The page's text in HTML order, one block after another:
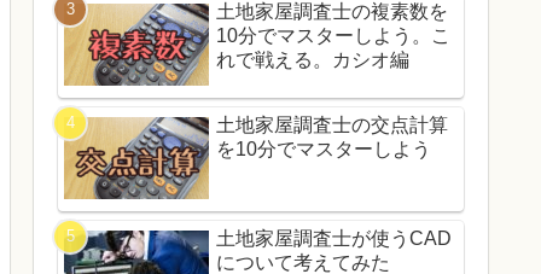
土地家屋調査士の複素数を
10分でマスターしよう。こ
れで戦える。カシオ編
土地家屋調査士の交点計算
を10分でマスターしよう
土地家屋調査士が使うCAD
について考えてみた